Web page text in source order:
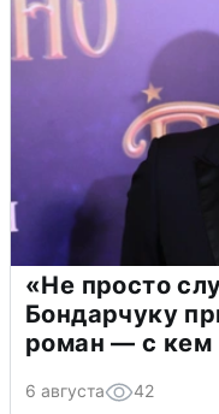
«Не просто
Бондарчуку
роман — с кем
6 августа 42